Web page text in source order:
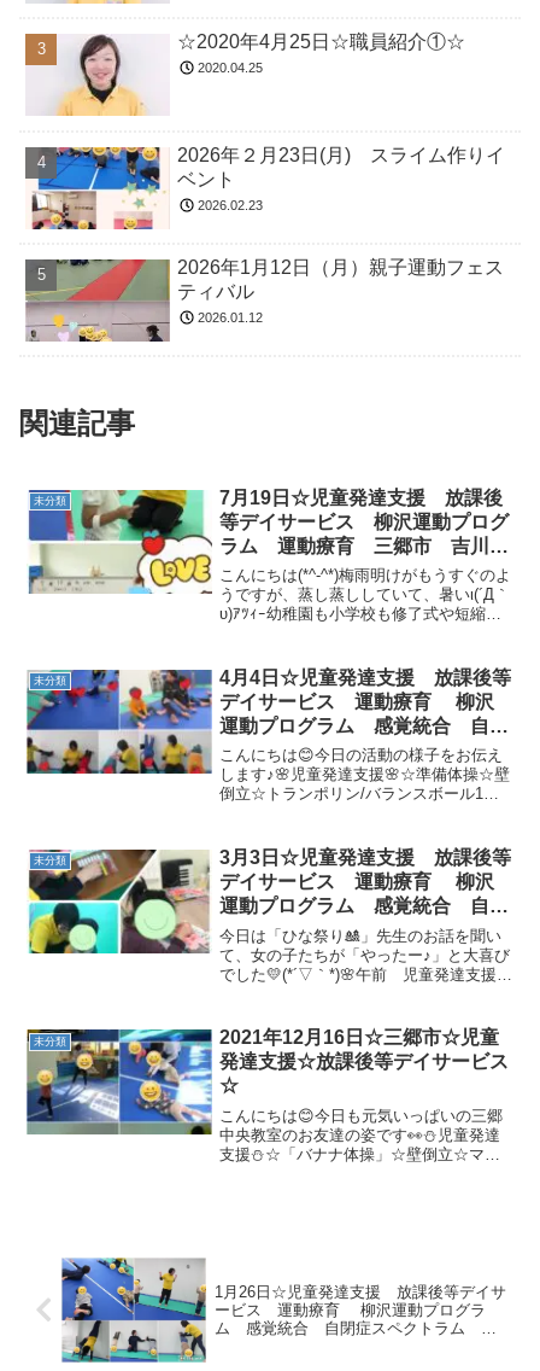
☆2020年4月25日☆職員紹介①☆
2020.04.25
2026年２月23日(月) スライム作りイ
ベント
2026.02.23
2026年1月12日（月）親子運動フェス
ティバル
2026.01.12
関連記事
未分類
7月19日☆児童発達支援 放課後
等デイサービス 柳沢運動プログ
ラム 運動療育 三郷市 吉川
市 八潮市 気になる
こんにちは(*^-^*)梅雨明けがもうすぐのよ
うですが、蒸し蒸ししていて、暑いι(´Д｀
υ)ｱﾂｨｰ幼稚園も小学校も修了式や短縮授
て、こどもプラスで楽しく運動し...
未分類
4月4日☆児童発達支援 放課後等
デイサービス 運動療育 柳沢
運動プログラム 感覚統合 自閉
症スペクトラム ＡＤＨＤ Ｌ
Ｄ 発達障害 三郷市
こんにちは😊今日の活動の様子をお伝え
します♪🌸児童発達支援🌸☆準備体操☆壁
倒立☆トランポリン/バランスボール1人
おに なあれ！」☆サーキット・凸凹マ
ット・フープジャンプ...
未分類
3月3日☆児童発達支援 放課後等
デイサービス 運動療育 柳沢
運動プログラム 感覚統合 自閉
症 発達障害 埼玉県 三郷市
吉川市 八潮市 気になる子
今日は「ひな祭り🎎」先生のお話を聞い
て、女の子たちが「やったー♪」と大喜び
でした💛(*´▽｀*)🌸午前 児童発達支援の
がなが上手に書けるお友達が増えていま
す👏🍓初めのご...
未分類
2021年12月16日☆三郷市☆児童
発達支援☆放課後等デイサービス
☆
こんにちは😊今日も元気いっぱいの三郷
中央教室のお友達の姿です👀⛄児童発達
支援⛄☆「バナナ体操」☆壁倒立☆マラ
1月26日☆児童発達支援 放課後等デイサ
ービス 運動療育 柳沢運動プログラ
ム 感覚統合 自閉症スペクトラム Ａ